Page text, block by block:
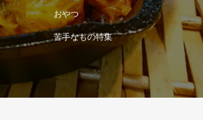
おやつ
苦手なもの特集